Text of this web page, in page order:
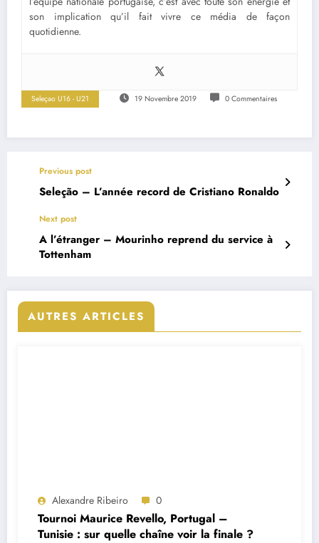
son implication qu’il fait vivre ce média de façon
quotidienne.
Seleçao U16 - U21 19 Novembre 2019 0 Commentaires
Previous post
Seleção – L’année record de Cristiano Ronaldo
Next post
A l’étranger – Mourinho reprend du service à
Tottenham
AUTRES ARTICLES
Alexandre Ribeiro 0
Tournoi Maurice Revello, Portugal –
Tunisie : sur quelle chaîne voir la finale ?